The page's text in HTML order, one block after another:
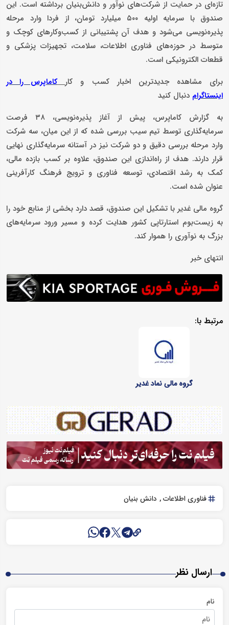
تازه‌ای در حمایت از شرکت‌های نوآور و دانش‌بنیان برداشته است. این
صندوق با سرمایه اولیه ۵۰۰ میلیارد تومان، از فردا وارد مرحله
پذیره‌نویسی می‌شود و هدف آن پشتیبانی از کسب‌وکارهای کوچک و
متوسط در حوزه‌های فناوری اطلاعات، سلامت، تجهیزات پزشکی و
قطعات الکترونیکی است.
برای مشاهده جدیدترین اخبار کسب و کار
کاماپرس را در
اینستاگرام دنبال کنید
به گزارش کاماپرس، پیش از آغاز پذیره‌نویسی، ۳۸ فرصت
سرمایه‌گذاری توسط تیم سیب بررسی شده که از این میان، سه شرکت
وارد مرحله بررسی دقیق و دو شرکت نیز در آستانه سرمایه‌گذاری نهایی
قرار دارند. هدف از راه‌اندازی این صندوق، علاوه بر کسب بازده مالی،
کمک به رشد اقتصادی، توسعه فناوری و ترویج فرهنگ کارآفرینی
عنوان شده است.
گروه مالی غدیر با تشکیل این صندوق، قصد دارد بخشی از منابع خود را
به زیست‌بوم استارتاپی کشور هدایت کرده و مسیر ورود سرمایه‌های
بزرگ به نوآوری را هموار کند.
انتهای خبر
مرتبط با:
گروه مالی نماد غدیر
فناوری اطلاعات دانش بنیان
ارسال نظر
نام